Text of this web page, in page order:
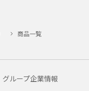
商品一覧
グループ企業情報